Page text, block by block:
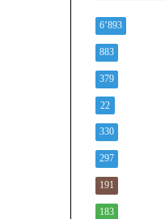
6٬893
883
379
22
330
297
191
183